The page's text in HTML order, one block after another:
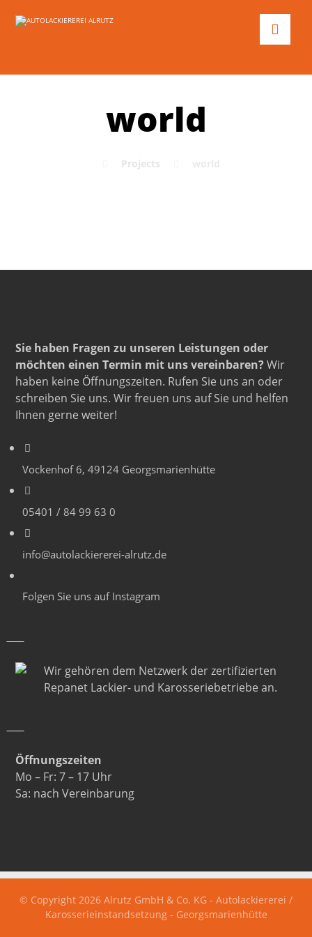
world
Projects
Sie haben Fragen zu unseren Leistungen oder
möchten einen Termin mit uns vereinbaren?Wir
haben keine Öffnungszeiten. Rufen Sie uns an oder
schreiben Sie uns. Wir freuen uns auf Sie und helfen
Ihnen gerne weiter!
Vockenhof 6, 49124 Georgsmarienhütte
05401 / 84 99 63 0
info@autolackiererei-alrutz.de
Folgen Sie uns auf Instagram
Wir gehören dem Netzwerk der zertifizierten
Repanet Lackier- und Karosseriebetriebe an.
Öffnungszeiten
Mo – Fr: 7 – 17 Uhr
Sa: nach Vereinbarung
© Copyright 2026 Alrutz GmbH & Co. KG - Autolackiererei /
Karosserieinstandsetzung - Georgsmarienhütte